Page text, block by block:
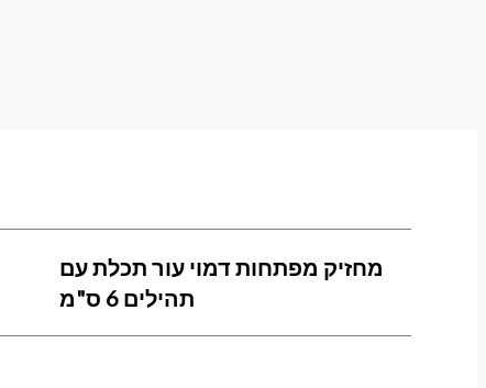
מחזיק מפתחות דמוי עור תכלת עם
תהילים 6 ס"מ